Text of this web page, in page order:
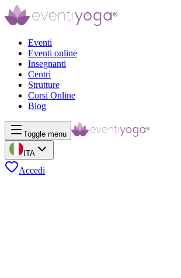
Eventi
Eventi online
Insegnanti
Centri
Strutture
Corsi Online
Blog
Toggle menu
ITA
Accedi